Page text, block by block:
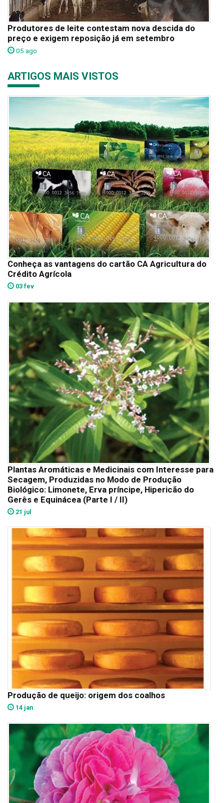
Produtores de leite contestam nova descida do
preço e exigem reposição já em setembro
05 ago
ARTIGOS MAIS VISTOS
Conheça as vantagens do cartão CA Agricultura do
Crédito Agrícola
03 fev
Plantas Aromáticas e Medicinais com Interesse para
Secagem, Produzidas no Modo de Produção
Biológico: Limonete, Erva príncipe, Hipericão do
Gerês e Equinácea (Parte I / II)
21 jul
Produção de queijo: origem dos coalhos
14 jan